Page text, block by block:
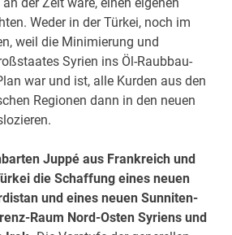
Weder in der Türkei, noch im
weil die Minimierung und
Syrien ins Öl-Raubbau-
war und ist, alle Kurden aus den
Regionen dann in den neuen
Juppé aus Frankreich und
die Schaffung eines neuen
und eines neuen Sunniten-
Raum Nord-Osten Syriens und